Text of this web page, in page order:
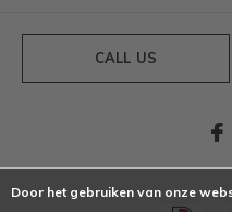
CALL US
Door het gebruiken van onze